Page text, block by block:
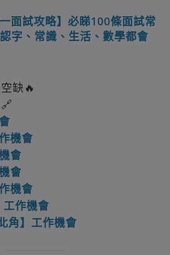
面試攻略】必睇100條面試常
字、常識、生活、數學都會
缺🔥
機會
會
會
機會
作機會
角】工作機會